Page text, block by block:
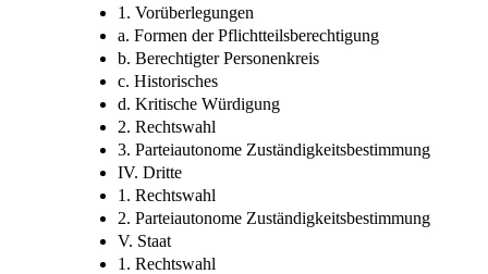
1. Vorüberlegungen
a. Formen der Pflichtteilsberechtigung
b. Berechtigter Personenkreis
c. Historisches
d. Kritische Würdigung
2. Rechtswahl
3. Parteiautonome Zuständigkeitsbestimmung
IV. Dritte
1. Rechtswahl
2. Parteiautonome Zuständigkeitsbestimmung
V. Staat
1. Rechtswahl